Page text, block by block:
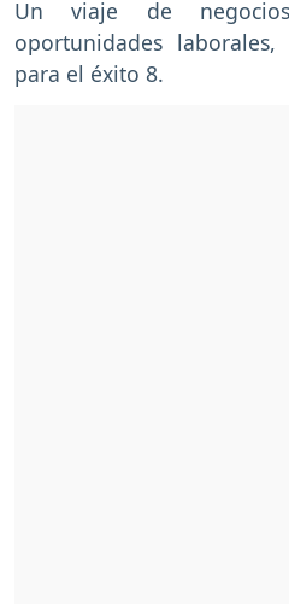
Un viaje de
oportunidades laborales,
para el éxito 8.